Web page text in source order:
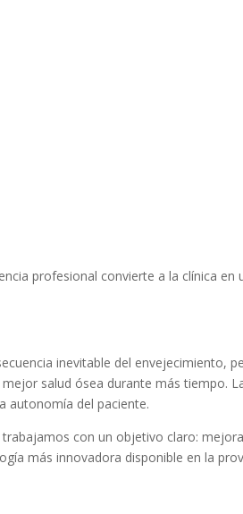
profesional convierte a la clínica
inevitable del envejecimiento,
salud ósea durante más tiempo.
autonomía del paciente.
con un objetivo claro:
más innovadora disponible en la